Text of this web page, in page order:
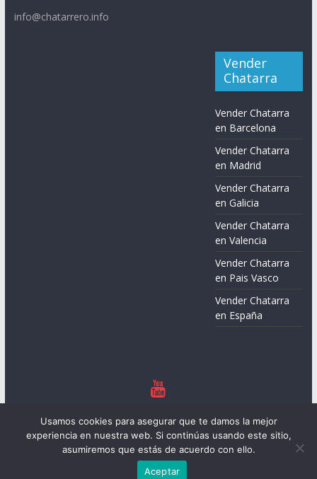
info@chatarrero.info
Vender
Chatarra
Vender Chatarra
en Barcelona
Vender Chatarra
en Madrid
Vender Chatarra
en Galicia
Vender Chatarra
en Valencia
Vender Chatarra
en Pais Vasco
Vender Chatarra
en España
derechos reservados.
Tema:ColorMagpor ThemeGrill. Funciona conWordPress
Usamos cookies para asegurar que te damos la mejor
experiencia en nuestra web. Si continúas usando este sitio,
asumiremos que estás de acuerdo con ello.
Aceptar